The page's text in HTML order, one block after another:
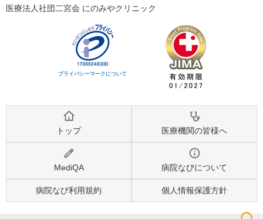
医療法人社団二宮会 にのみやクリニック
プライバシーマークについて
トップ 医療機関の皆様へ
MediQA 病院なびについて
病院なび利用規約 個人情報保護方針